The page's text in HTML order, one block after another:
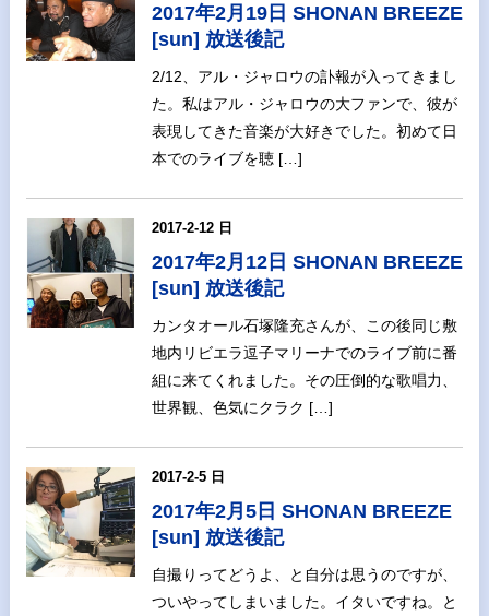
2017年2月19日 SHONAN BREEZE
[sun] 放送後記
2/12、アル・ジャロウの訃報が入ってきまし
た。私はアル・ジャロウの大ファンで、彼が
表現してきた音楽が大好きでした。初めて日
本でのライブを聴 […]
2017-2-12 日
2017年2月12日 SHONAN BREEZE
[sun] 放送後記
カンタオール石塚隆充さんが、この後同じ敷
地内リビエラ逗子マリーナでのライブ前に番
組に来てくれました。その圧倒的な歌唱力、
世界観、色気にクラク […]
2017-2-5 日
2017年2月5日 SHONAN BREEZE
[sun] 放送後記
自撮りってどうよ、と自分は思うのですが、
ついやってしまいました。イタいですね。と